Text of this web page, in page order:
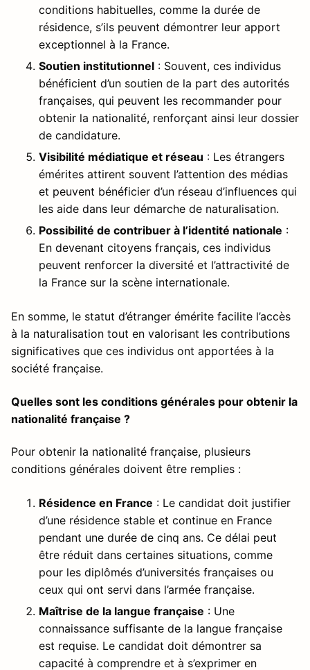
conditions habituelles, comme la durée de
résidence, s’ils peuvent démontrer leur apport
exceptionnel à la France.
Soutien institutionnel : Souvent, ces individus
bénéficient d’un soutien de la part des autorités
françaises, qui peuvent les recommander pour
obtenir la nationalité, renforçant ainsi leur dossier
de candidature.
Visibilité médiatique et réseau : Les étrangers
émérites attirent souvent l’attention des médias
et peuvent bénéficier d’un réseau d’influences qui
les aide dans leur démarche de naturalisation.
Possibilité de contribuer à l’identité nationale :
En devenant citoyens français, ces individus
peuvent renforcer la diversité et l’attractivité de
la France sur la scène internationale.
En somme, le statut d’étranger émérite facilite l’accès
à la naturalisation tout en valorisant les contributions
significatives que ces individus ont apportées à la
société française.
Quelles sont les conditions générales pour obtenir la
nationalité française ?
Pour obtenir la nationalité française, plusieurs
conditions générales doivent être remplies :
Résidence en France : Le candidat doit justifier
d’une résidence stable et continue en France
pendant une durée de cinq ans. Ce délai peut
être réduit dans certaines situations, comme
pour les diplômés d’universités françaises ou
ceux qui ont servi dans l’armée française.
Maîtrise de la langue française : Une
connaissance suffisante de la langue française
est requise. Le candidat doit démontrer sa
capacité à comprendre et à s’exprimer en